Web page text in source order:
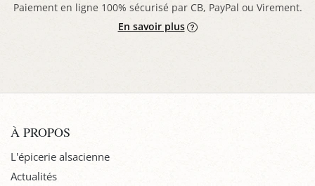
Paiement en ligne 100% sécurisé par CB, PayPal ou Virement.
En savoir plus
À PROPOS
L'épicerie alsacienne
Actualités